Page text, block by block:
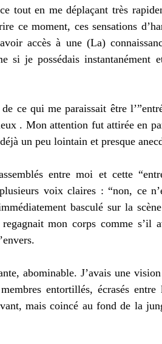
tout en me déplaçant très
ce moment, ces sensations
accès à une (La)
si je possédais instantanément
ce qui me paraissait être
. Mon attention fut attirée en
un peu lointain et presque
entre moi et cette
voix claires : “non, ce
basculé sur la
mon corps comme s’il
abominable. J’avais une
entortillés, écrasés
mais coincé au fond de la